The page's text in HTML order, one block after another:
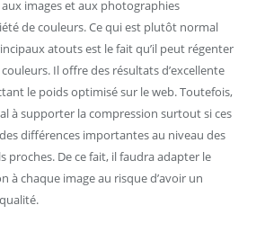
images et aux photographies
de couleurs. Ce qui est plutôt normal
atouts est le fait qu’il peut régenter
Il offre des résultats d’excellente
le poids optimisé sur le web. Toutefois,
à supporter la compression surtout si ces
différences importantes au niveau des
proches. De ce fait, il faudra adapter le
à chaque image au risque d’avoir un